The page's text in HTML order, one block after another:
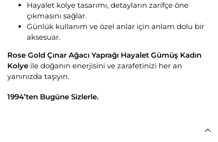
Hayalet kolye tasarımı, detayların zarifçe öne
çıkmasını sağlar.
Günlük kullanım ve özel anlar için anlam dolu bir
aksesuar.
Rose Gold Çınar Ağacı Yaprağı Hayalet Gümüş Kadın
Kolye ile doğanın enerjisini ve zarafetinizi her an
yanınızda taşıyın.
1994’ten Bugüne Sizlerle.